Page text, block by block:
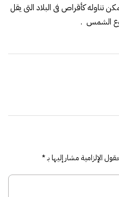
كأقراص فى البلاد التى يقل
الشمس .
الإلزامية مشار إليها بـ*